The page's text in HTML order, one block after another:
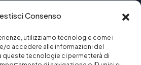
Consenso
utilizziamo tecnologie come i
o accedere alle informazioni del
queste tecnologie ci permetterà di
mondo della tradizione